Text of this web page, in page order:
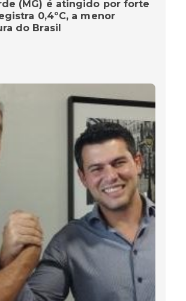
(MG) é atingido por forte
0,4ºC, a menor
do Brasil